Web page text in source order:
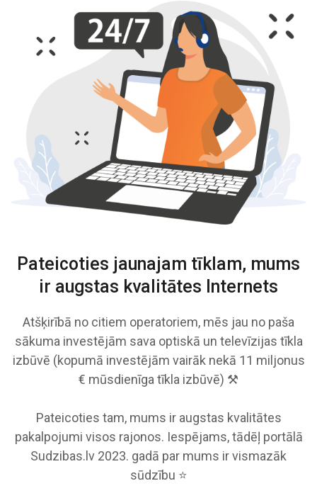
Pateicoties jaunajam tīklam, mums
ir augstas kvalitātes Internets
Atšķirībā no citiem operatoriem, mēs jau no paša
sākuma investējām sava optiskā un televīzijas tīkla
izbūvē (kopumā investējām vairāk nekā 11 miljonus
€ mūsdienīga tīkla izbūvē) ⚒️
Pateicoties tam, mums ir augstas kvalitātes
pakalpojumi visos rajonos. Iespējams, tādēļ portālā
Sudzibas.lv 2023. gadā par mums ir vismazāk
sūdzību ⭐